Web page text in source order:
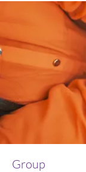
Group